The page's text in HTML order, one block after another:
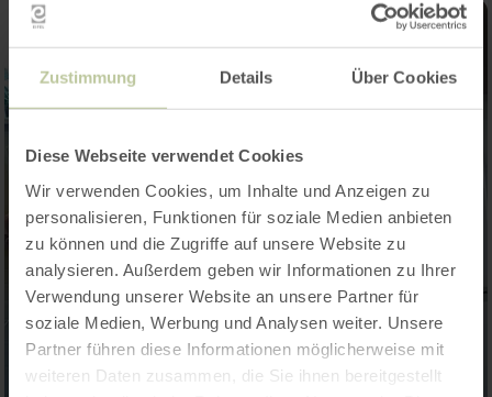
Zustimmung Details Über Cookies
Diese Webseite verwendet Cookies
Wir verwenden Cookies, um Inhalte und Anzeigen zu
personalisieren, Funktionen für soziale Medien anbieten
zu können und die Zugriffe auf unsere Website zu
analysieren. Außerdem geben wir Informationen zu Ihrer
Verwendung unserer Website an unsere Partner für
soziale Medien, Werbung und Analysen weiter. Unsere
Partner führen diese Informationen möglicherweise mit
weiteren Daten zusammen, die Sie ihnen bereitgestellt